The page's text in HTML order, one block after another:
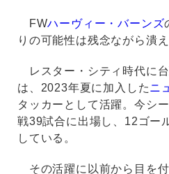
FWハーヴィー・バーンズ
りの可能性は残念ながら潰え
レスター・シティ時代に
は、2023年夏に加入したニ
タッカーとして活躍。今シ
戦39試合に出場し、12ゴー
している。
その活躍に以前から目を付